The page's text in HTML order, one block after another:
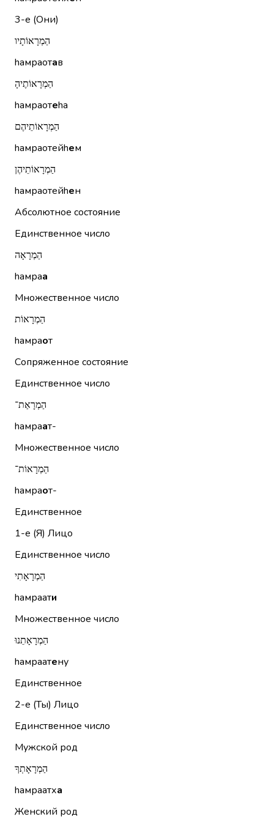
3-е (Они)
הַמְרָאוֹתָיו
hамраотав
הַמְרָאוֹתֶיהָ
hамраотеhа
הַמְרָאוֹתֵיהֶם
hамраотейhем
הַמְרָאוֹתֵיהֶן
hамраотейhен
Абсолютное состояние
Единственное число
הַמְרָאָה
hамраа
Множественное число
הַמְרָאוֹת
hамраот
Сопряженное состояние
Единственное число
הַמְרָאַת־
hамраат-
Множественное число
הַמְרָאוֹת־
hамраот-
Единственное
1-е (Я) Лицо
Единственное число
הַמְרָאָתִי
hамраати
Множественное число
הַמְרָאָתֵנוּ
hамраатену
Единственное
2-е (Ты) Лицо
Единственное число
Мужской род
הַמְרָאָתְךָ
hамраатха
Женский род